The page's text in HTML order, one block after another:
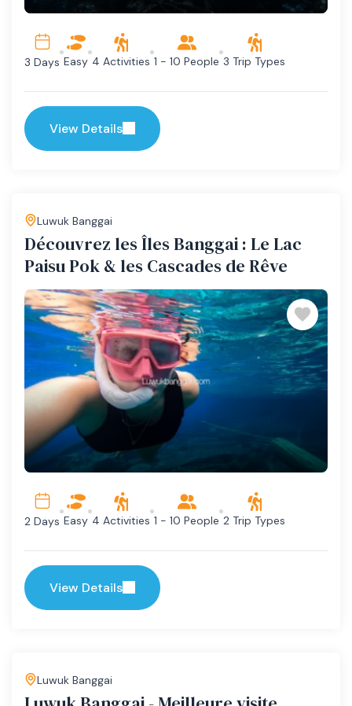
3 Days Easy 4 Activities 1 - 10 People 3 Trip Types
View Details
Luwuk Banggai
Découvrez les Îles Banggai : Le Lac
Paisu Pok & les Cascades de Rêve
2 Days Easy 4 Activities 1 - 10 People 2 Trip Types
View Details
Luwuk Banggai